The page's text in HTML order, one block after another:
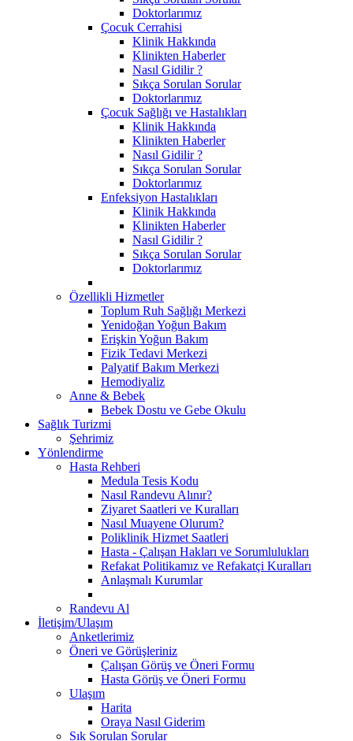
Doktorlarımız
Çocuk Cerrahisi
Klinik Hakkında
Klinikten Haberler
Nasıl Gidilir ?
Sıkça Sorulan Sorular
Doktorlarımız
Çocuk Sağlığı ve Hastalıkları
Klinik Hakkında
Klinikten Haberler
Nasıl Gidilir ?
Sıkça Sorulan Sorular
Doktorlarımız
Enfeksiyon Hastalıkları
Klinik Hakkında
Klinikten Haberler
Nasıl Gidilir ?
Sıkça Sorulan Sorular
Doktorlarımız
Özellikli Hizmetler
Toplum Ruh Sağlığı Merkezi
Yenidoğan Yoğun Bakım
Erişkin Yoğun Bakım
Fizik Tedavi Merkezi
Palyatif Bakım Merkezi
Hemodiyaliz
Anne & Bebek
Bebek Dostu ve Gebe Okulu
Sağlık Turizmi
Şehrimiz
Yönlendirme
Hasta Rehberi
Medula Tesis Kodu
Nasıl Randevu Alınır?
Ziyaret Saatleri ve Kuralları
Nasıl Muayene Olurum?
Poliklinik Hizmet Saatleri
Hasta - Çalışan Hakları ve Sorumlulukları
Refakat Politikamız ve Refakatçi Kuralları
Anlaşmalı Kurumlar
Randevu Al
İletişim/Ulaşım
Anketlerimiz
Öneri ve Görüşleriniz
Çalışan Görüş ve Öneri Formu
Hasta Görüş ve Öneri Formu
Ulaşım
Harita
Oraya Nasıl Giderim
Sık Sorulan Sorular